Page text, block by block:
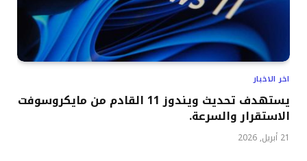
اخر الاخبار
يستهدف تحديث ويندوز 11 القادم من مايكروسوفت
الاستقرار والسرعة.
21 أبريل, 2026